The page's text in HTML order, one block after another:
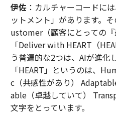
伊佐：カルチャーコードに
ットメント」があります。
ustomer（顧客にとっての
「Deliver with HEART（
う普遍的な2つは、AIが進化
「HEART」というのは、
c（共感性があり）
able（卓越していて）
文字をとっています。